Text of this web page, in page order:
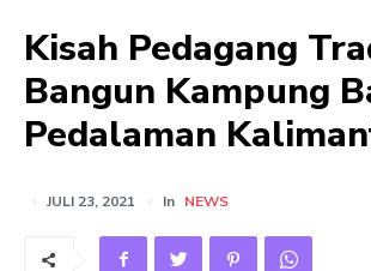
Kisah Pedagang
Bangun Kampung
Pedalaman
JULI 23, 2021 In NEWS